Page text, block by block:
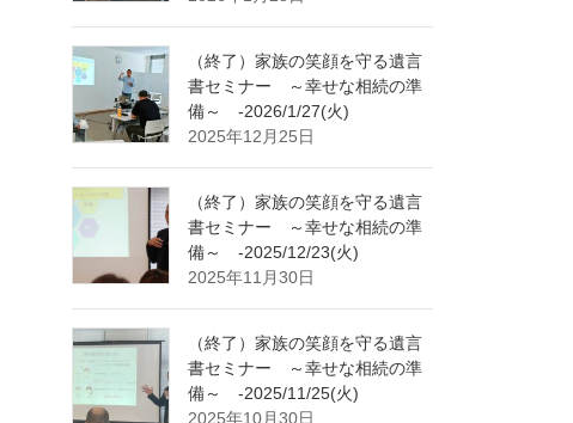
（終了）家族の笑顔を守る遺言
書セミナー ～幸せな相続の準
備～ -2026/1/27(火)
2025年12月25日
（終了）家族の笑顔を守る遺言
書セミナー ～幸せな相続の準
備～ -2025/12/23(火)
2025年11月30日
（終了）家族の笑顔を守る遺言
書セミナー ～幸せな相続の準
備～ -2025/11/25(火)
2025年10月30日